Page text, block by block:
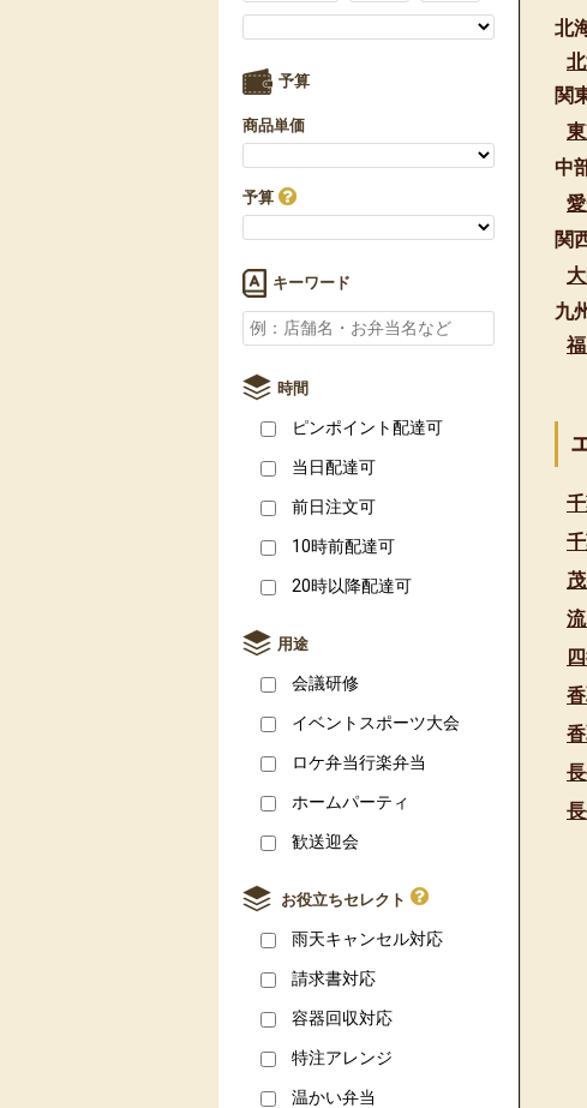
予算
商品単価
予算
キーワード
時間
ピンポイント配達可
当日配達可
前日注文可
10時前配達可
20時以降配達可
用途
会議研修
イベントスポーツ大会
ロケ弁当行楽弁当
ホームパーティ
歓送迎会
お役立ちセレクト
雨天キャンセル対応
請求書対応
容器回収対応
特注アレンジ
温かい弁当
北
関
中
関
九